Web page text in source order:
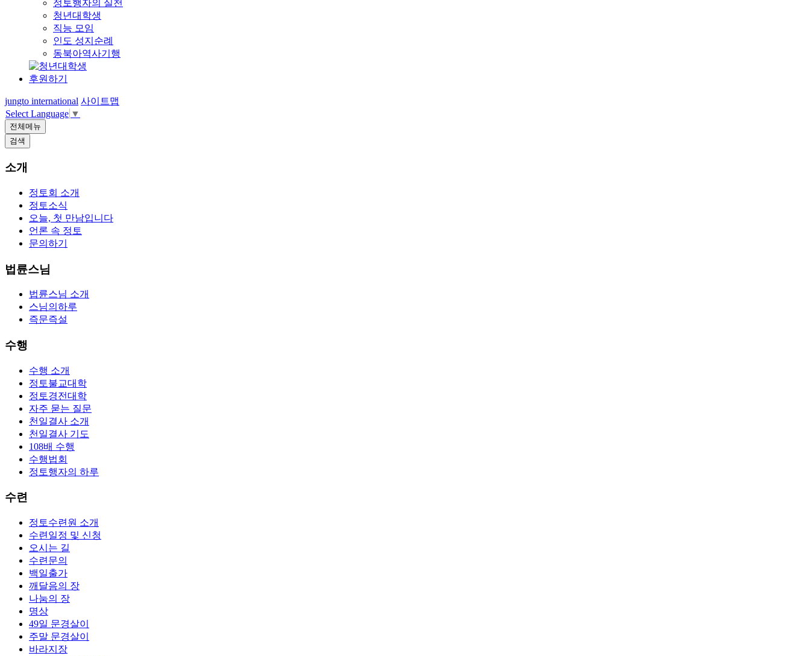
정토행자의 실천
청년대학생
직능 모임
인도 성지순례
동북아역사기행
후원하기
jungto international 사이트맵
Select Language ▼
전체메뉴
검색
소개
정토회 소개
정토소식
오늘, 첫 만남입니다
언론 속 정토
문의하기
법륜스님
법륜스님 소개
스님의하루
즉문즉설
수행
수행 소개
정토불교대학
정토경전대학
자주 묻는 질문
천일결사 소개
천일결사 기도
108배 수행
수행법회
정토행자의 하루
수련
정토수련원 소개
수련일정 및 신청
오시는 길
수련문의
백일출가
깨달음의 장
나눔의 장
명상
49일 문경살이
주말 문경살이
바라지장